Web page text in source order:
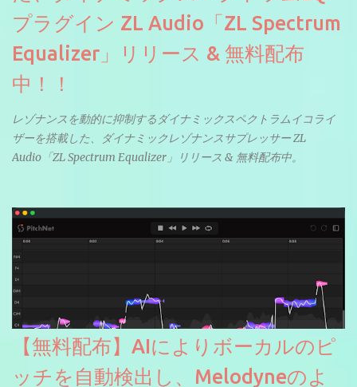
プラグイン ZL Audio「ZL Spectrum
Equalizer」リリース & 無料配布
中！！
レゾナンスを動的に抑制するダイナミックスペクトラムイコライ
ザーを搭載した、ダイナミックレゾナンスサプレッサー ZL
Audio「ZL Spectrum Equalizer」リリース & 無料配布中。
【無料配布】AIによりボーカルのピ
ッチを自動検出し、Melodyneのよ